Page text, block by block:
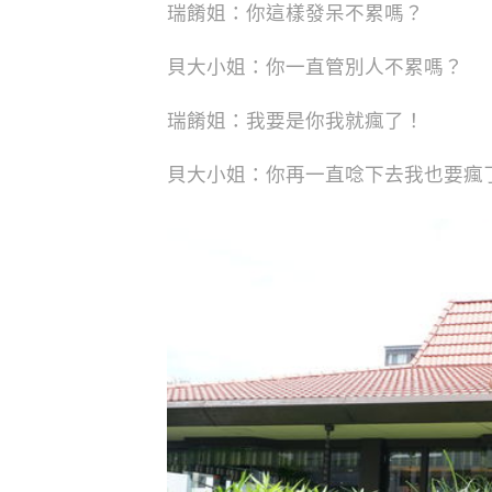
瑞餚姐：你這樣發呆不累嗎？
貝大小姐：你一直管別人不累嗎？
瑞餚姐：我要是你我就瘋了！
貝大小姐：你再一直唸下去我也要瘋